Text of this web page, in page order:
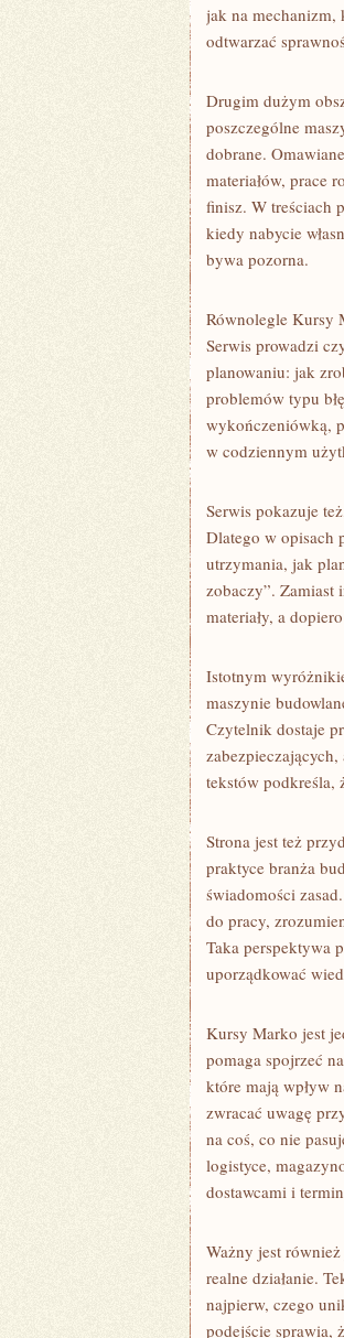
jak na mechanizm,
odtwarzać
Drugim dużym
poszczególne
dobrane.
materiałów, prace
finisz. W treściach
kiedy nabycie
bywa pozorna.
Równolegle Kursy
Serwis prowadzi
planowaniu: jak
problemów typu
wykończeniówką,
w codziennym
Serwis pokazuje
Dlatego w opisach
utrzymania, jak
zobaczy”. Zamiast
materiały, a
Istotnym
maszynie
Czytelnik dostaje
tekstów podkreśla,
Strona jest też
praktyce branża
świadomości
do pracy,
Taka perspektywa
uporządkować
Kursy Marko jest
pomaga spojrzeć
które mają wpływ
zwracać uwagę
na coś, co nie
logistyce,
dostawcami i
Ważny jest
realne działanie.
najpierw, czego
podejście sprawia,